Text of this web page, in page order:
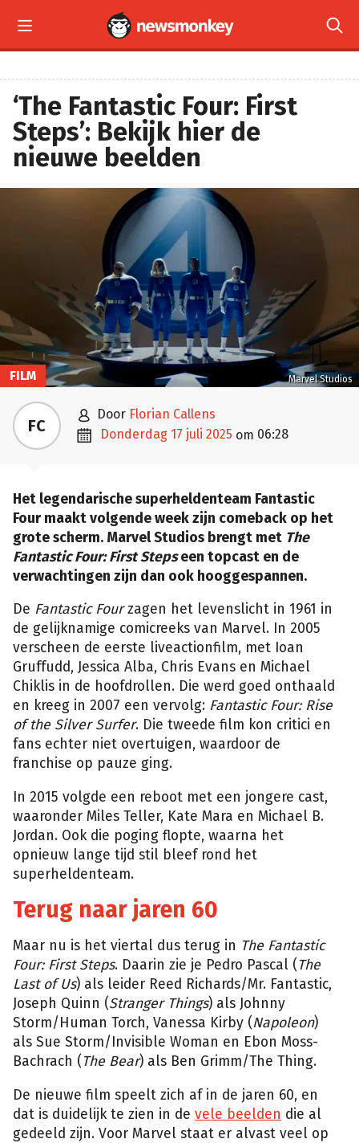
 
‘The Fantastic Four: First
Steps’: Bekijk hier de
nieuwe beelden
Marvel Studios
FILM
FC  door Florian Callens
 donderdag 17 juli 2025 om 06:28
Het legendarische superheldenteam Fantastic
Four maakt volgende week zijn comeback op het
grote scherm. Marvel Studios brengt met The
Fantastic Four: First Stepseen topcast en de
verwachtingen zijn dan ook hooggespannen.
De Fantastic Fourzagen het levenslicht in 1961 in
de gelijknamige comicreeks van Marvel. In 2005
verscheen de eerste liveactionfilm, met Ioan
Gruffudd, Jessica Alba, Chris Evans en Michael
Chiklis in de hoofdrollen. Die werd goed onthaald
en kreeg in 2007 een vervolg: Fantastic Four: Rise
of the Silver Surfer. Die tweede film kon critici en
fans echter niet overtuigen, waardoor de
franchise op pauze ging.
In 2015 volgde een reboot met een jongere cast,
waaronder Miles Teller, Kate Mara en Michael B.
Jordan. Ook die poging flopte, waarna het
opnieuw lange tijd stil bleef rond het
superheldenteam.
Terug naar jaren 60
Maar nu is het viertal dus terug in The Fantastic
Four: First Steps. Daarin zie je Pedro Pascal ( The
Last of Us) als leider Reed Richards/Mr. Fantastic,
Joseph Quinn (Stranger Things) als Johnny
Storm/Human Torch, Vanessa Kirby (Napoleon)
als Sue Storm/Invisible Woman en Ebon Moss-
Bachrach ( The Bear) als Ben Grimm/The Thing.
De nieuwe film speelt zich af in de jaren 60, en
dat is duidelijk te zien in de vele beelden die al
gedeeld zijn. Voor Marvel staat er alvast veel op